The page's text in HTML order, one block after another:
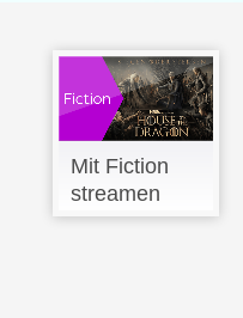
Mit Fiction
streamen